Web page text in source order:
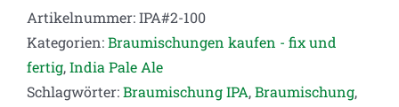
Einfach
zu
Brauen
Menge
Artikelnummer:IPA#2-100
Kategorien:Braumischungen kaufen - fix und
fertig,India Pale Ale
Schlagwörter:Braumischung IPA,Braumischung,